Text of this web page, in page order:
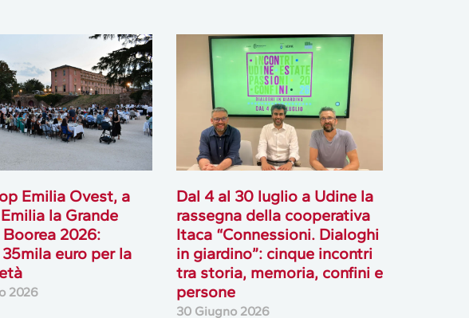
Emilia Ovest, a
la Grande
Boorea 2026:
euro per la
2026
Dal 4 al 30 luglio a Udine la
rassegna della cooperativa
Itaca “Connessioni. Dialoghi
in giardino”: cinque incontri
tra storia, memoria, confini e
persone
30 Giugno 2026